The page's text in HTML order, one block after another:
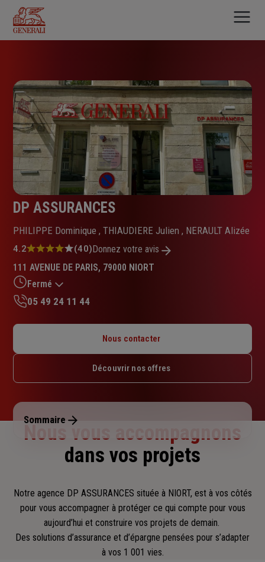
contenu
principal
DP ASSURANCES
PHILIPPE Dominique , THIAUDIERE Julien , NERAULT Alizée
Note
4.2
sur
5
étoiles
4.2 (40)Donnez votre avis
111 AVENUE DE PARIS, 79000 NIORT
Fermé
Mardi : 09h – 12h30 / 13h30 – 17h
Jeudi : 09h – 12h30 / 13h30 – 17h
Dimanche : Fermé
05 49 24 11 44
Nous contacter
Découvrir nos offres
Sommaire
Nous vous accompagnons
dans vos projets
Notre agence DP ASSURANCES située à NIORT, est à vos côtés
pour vous accompagner à protéger ce qui compte pour vous
aujourd’hui et construire vos projets de demain.
Des solutions d’assurance et d’épargne pensées pour s’adapter
à vos 1 001 vies.